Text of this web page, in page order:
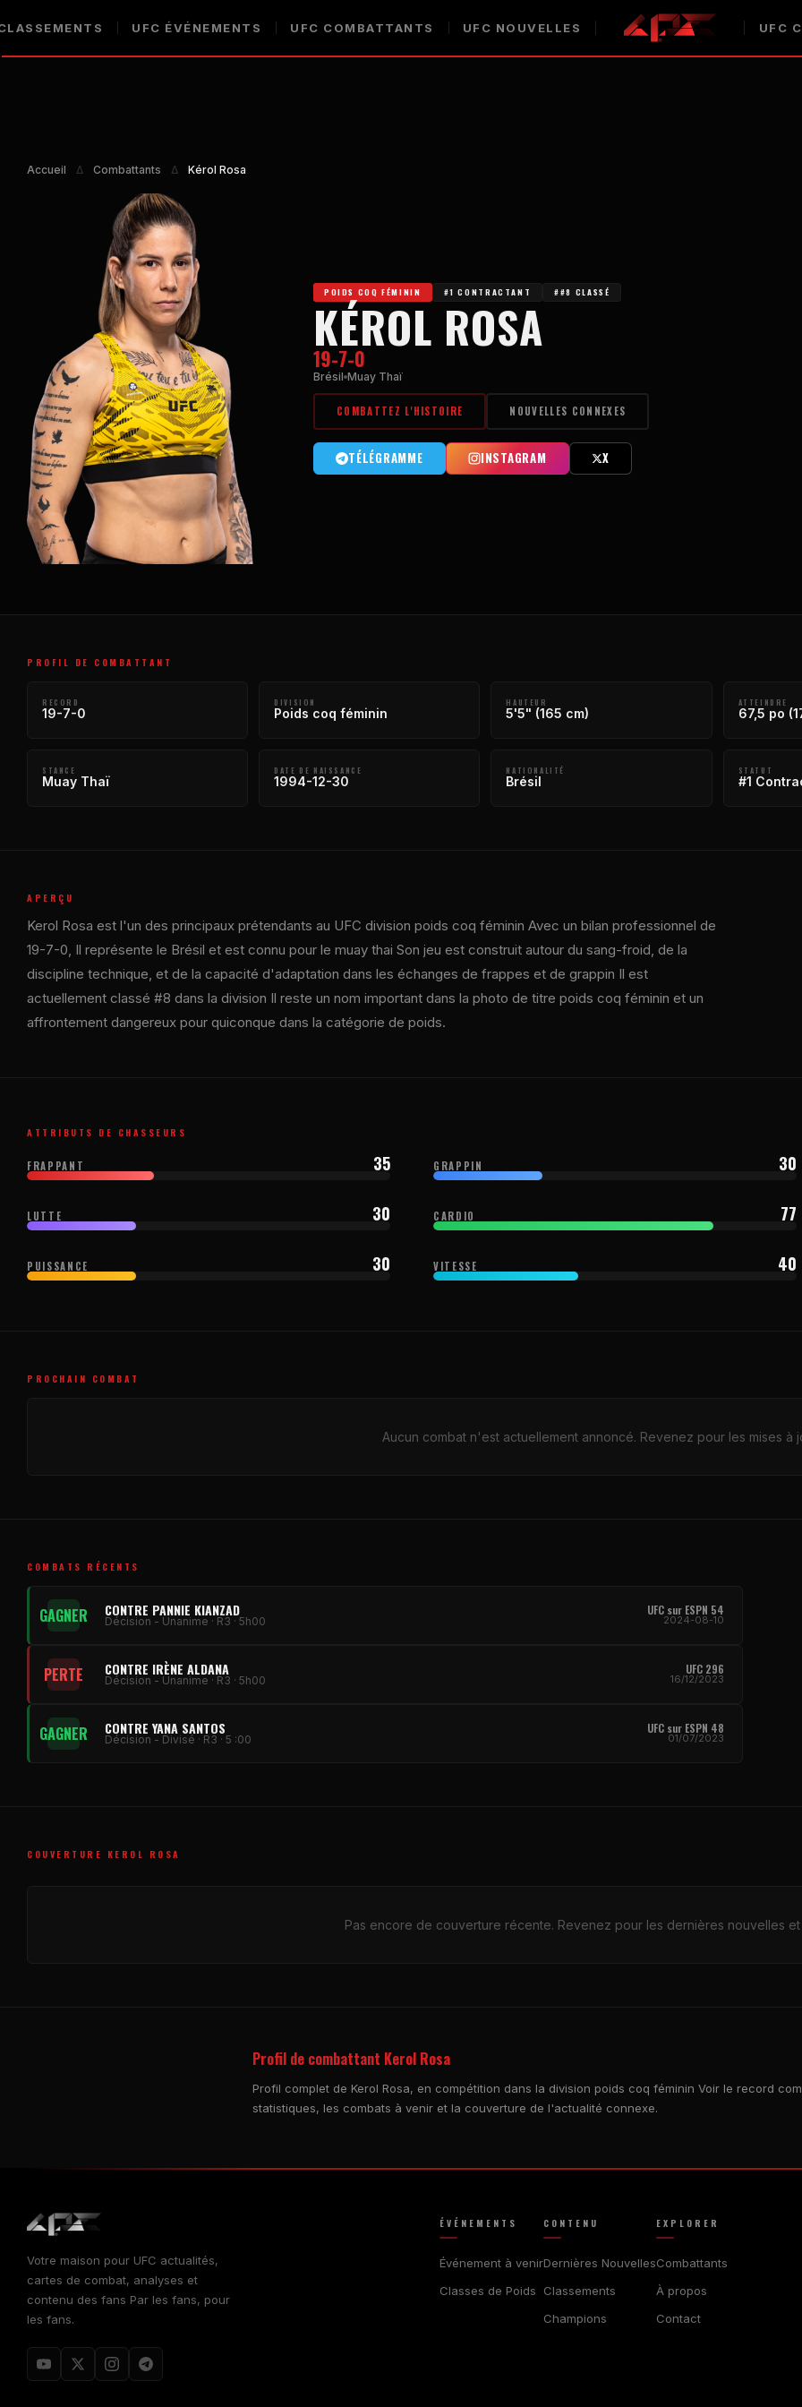
UFC ÉVÉNEMENTS UFC COMBATTANTS UFC NOUVELLES UFC
Accueil Δ Combattants Δ Kérol Rosa
POIDS COQ FÉMININ #1 CONTRACTANT ##8 CLASSÉ
KÉROL ROSA
19-7-0
Brésil Muay Thaï
COMBATTEZ L'HISTOIRE NOUVELLES CONNEXES
TÉLÉGRAMME INSTAGRAM X
PROFIL DE COMBATTANT
RECORD
19-7-0
DIVISION
Poids coq féminin
HAUTEUR
5'5" (165 cm)
ATTEINDRE
67,5 po
STANCE
Muay Thaï
DATE DE NAISSANCE
1994-12-30
NATIONALITÉ
Brésil
STATUT
#1
APERÇU
Kerol Rosa est l'un des principaux prétendants au UFC division poids coq féminin Avec un bilan professionnel de
19-7-0, Il représente le Brésil et est connu pour le muay thai Son jeu est construit autour du sang-froid, de la
discipline technique, et de la capacité d'adaptation dans les échanges de frappes et de grappin Il est
actuellement classé #8 dans la division Il reste un nom important dans la photo de titre poids coq féminin et un
affrontement dangereux pour quiconque dans la catégorie de poids.
ATTRIBUTS DE CHASSEURS
FRAPPANT 35 GRAPPIN 30
LUTTE 30 CARDIO 77
PUISSANCE 30 VITESSE 40
PROCHAIN COMBAT
Aucun combat n'est actuellement annoncé. Revenez pour les mises à
COMBATS RÉCENTS
GAGNER CONTRE PANNIE KIANZAD
Décision - Unanime · R3 · 5h00
UFC sur ESPN 54
2024-08-10
PERTE CONTRE IRÈNE ALDANA
Décision - Unanime · R3 · 5h00
UFC 296
16/12/2023
GAGNER CONTRE YANA SANTOS
Décision - Divisé · R3 · 5 :00
UFC sur ESPN 48
01/07/2023
COUVERTURE KEROL ROSA
Pas encore de couverture récente. Revenez pour les dernières nouvelles et
Profil de combattant Kerol Rosa
Profil complet de Kerol Rosa, en compétition dans la division poids coq féminin Voir le record
statistiques, les combats à venir et la couverture de l'actualité connexe.
Votre maison pour UFC actualités,
cartes de combat, analyses et
contenu des fans Par les fans, pour
les fans.
ÉVÉNEMENTS
Événement à venir
Classes de Poids
CONTENU
Dernières Nouvelles
Classements
Champions
EXPLORER
Combattants
À propos
Contact